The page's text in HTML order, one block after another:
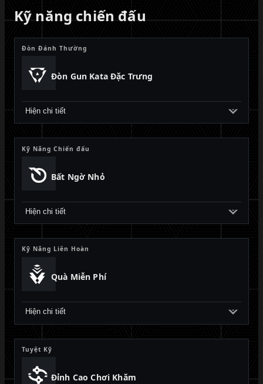
Kỹ năng chiến đấu
Đòn Đánh Thường
Đòn Gun Kata Đặc Trưng
Hiện chi tiết
Kỹ Năng Chiến đấu
Bất Ngờ Nhỏ
Hiện chi tiết
Kỹ Năng Liên Hoàn
Quà Miễn Phí
Hiện chi tiết
Tuyệt Kỹ
Đỉnh Cao Chơi Khăm